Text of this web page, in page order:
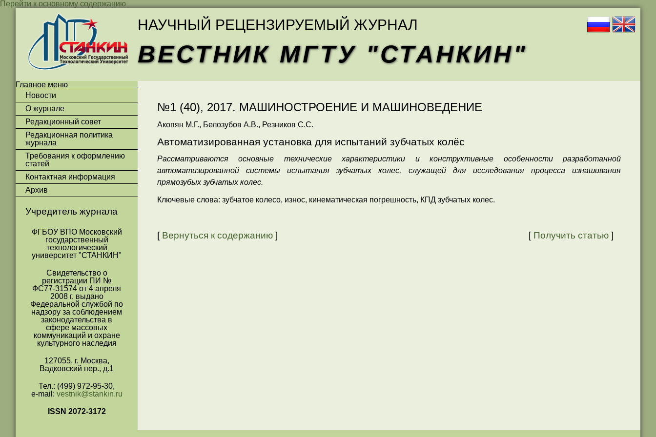
Перейти к основному содержанию
НАУЧНЫЙ РЕЦЕНЗИРУЕМЫЙ ЖУРНАЛ
ВЕСТНИК МГТУ "СТАНКИН"
Главное меню
Новости
О журнале
Редакционный совет
Редакционная политика
журнала
Требования к оформлению
статей
Контактная информация
Архив
Учредитель журнала
ФГБОУ ВПО Московский
государственный
технологический
университет "СТАНКИН"
Свидетельство о
регистрации ПИ №
ФС77-31574 от 4 апреля
2008 г. выдано
Федеральной службой по
надзору за соблюдением
законодательства в
сфере массовых
коммуникаций и охране
культурного наследия
127055, г. Москва,
Вадковский пер., д.1
Тел.: (499) 972-95-30,
e-mail: vestnik@stankin.ru
ISSN 2072-3172
№1 (40), 2017. МАШИНОСТРОЕНИЕ И МАШИНОВЕДЕНИЕ
Акопян М.Г., Белозубов А.В., Резников С.С.
Автоматизированная установка для испытаний зубчатых колёс
Рассматриваются основные технические характеристики и конструктивные особенности разработанной
автоматизированной системы испытания зубчатых колес, служащей для исследования процесса изнашивания
прямозубых зубчатых колес.
Ключевые слова: зубчатое колесо, износ, кинематическая погрешность, КПД зубчатых колес.
[ Вернуться к содержанию ] [ Получить статью ]